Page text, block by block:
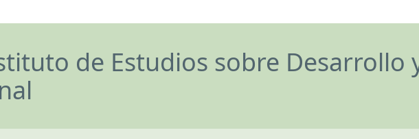
de Estudios sobre Desarrollo